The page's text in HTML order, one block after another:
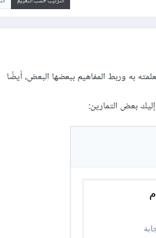
به وربط المفاهيم ببعضها البعض، أيضًا